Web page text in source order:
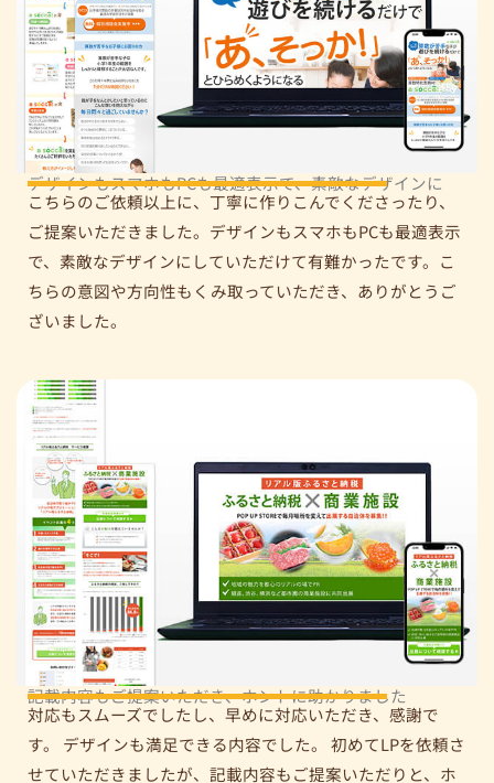
デザインもスマホもPCも最適表示で、素敵なデザインに
こちらのご依頼以上に、丁寧に作りこんでくださったり、
ご提案いただきました。デザインもスマホもPCも最適表示
で、素敵なデザインにしていただけて有難かったです。こ
ちらの意図や方向性もくみ取っていただき、ありがとうご
ざいました。
記載内容もご提案いただき、ホントに助かりました
対応もスムーズでしたし、早めに対応いただき、感謝で
す。 デザインも満足できる内容でした。 初めてLPを依頼さ
せていただきましたが、記載内容もご提案いただりと、ホ